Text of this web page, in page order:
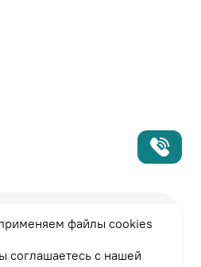
файлы cookies
соглашаетесь с нашей